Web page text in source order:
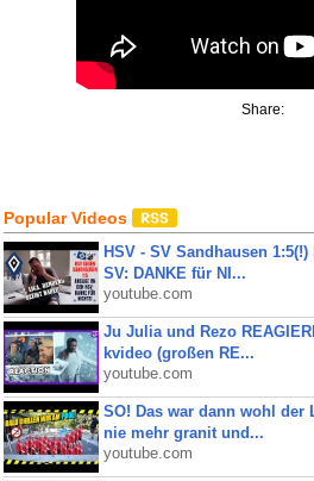
Share:
Popular Videos
HSV - SV Sandhausen
SV: DANKE für NI...
youtube.com
Ju Julia und Rezo
kvideo (großen RE...
youtube.com
SO! Das war dann wohl der
nie mehr granit und...
youtube.com